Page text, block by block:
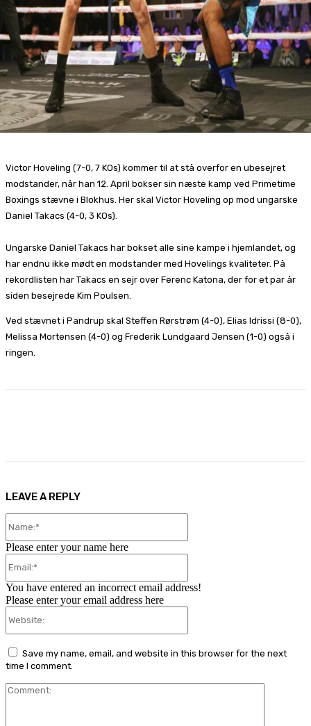
Victor Hoveling (7-0, 7 KOs) kommer til at stå overfor en ubesejret
modstander, når han 12. April bokser sin næste kamp ved Primetime
Boxings stævne i Blokhus. Her skal Victor Hoveling op mod ungarske
Daniel Takacs (4-0, 3 KOs).
Ungarske Daniel Takacs har bokset alle sine kampe i hjemlandet, og
har endnu ikke mødt en modstander med Hovelings kvaliteter. På
rekordlisten har Takacs en sejr over Ferenc Katona, der for et par år
siden besejrede Kim Poulsen.
Ved stævnet i Pandrup skal Steffen Rørstrøm (4-0), Elias Idrissi (8-0),
Melissa Mortensen (4-0) og Frederik Lundgaard Jensen (1-0) også i
ringen.
LEAVE A REPLY
Please enter your name here
You have entered an incorrect email address!
Please enter your email address here
Save my name, email, and website in this browser for the next
time I comment.